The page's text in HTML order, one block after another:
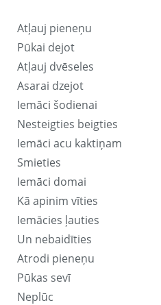
Atļauj pieneņu
Pūkai dejot
Atļauj dvēseles
Asarai dzejot
Iemāci šodienai
Nesteigties beigties
Iemāci acu kaktiņam
Smieties
Iemāci domai
Kā apinim vīties
Iemācies ļauties
Un nebaidīties
Atrodi pieneņu
Pūkas sevī
Neplūc